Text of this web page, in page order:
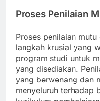
Proses Penilaian
Proses penilaian
langkah krusial yang
program studi untuk
yang disediakan.
yang berwenang dan
menyeluruh terhadap